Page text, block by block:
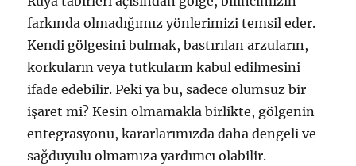
farkında olmadığımız yönlerimizi temsil eder.
Kendi gölgesini bulmak, bastırılan arzuların,
korkuların veya tutkuların kabul edilmesini
ifade edebilir. Peki ya bu, sadece olumsuz bir
işaret mi? Kesin olmamakla birlikte, gölgenin
entegrasyonu, kararlarımızda daha dengeli ve
sağduyulu olmamıza yardımcı olabilir.